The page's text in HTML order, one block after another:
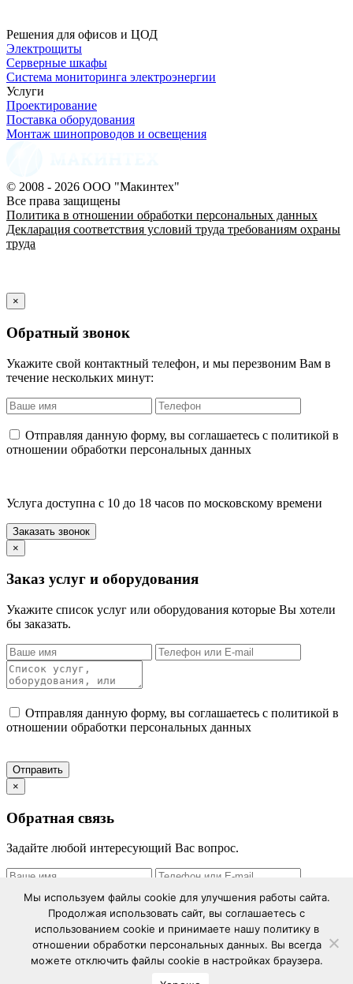
Мы используем файлы cookie для улучшения работы сайта.
Продолжая использовать сайт, вы соглашаетесь с
использованием cookie и принимаете нашу политику в
отношении обработки персональных данных. Вы всегда
можете отключить файлы cookie в настройках браузера.
Решения для офисов и ЦОД
Электрощиты
Серверные шкафы
Система мониторинга электроэнергии
Услуги
Проектирование
Поставка оборудования
Монтаж шинопроводов и освещения
© 2008 - 2026 ООО "Макинтех"
Все права защищены
Политика в отношении обработки персональных данных
Декларация соответствия условий труда требованиям охраны
труда
×
Обратный звонок
Укажите свой контактный телефон, и мы перезвоним Вам в
течение нескольких минут:
Отправляя данную форму, вы соглашаетесь с политикой в
отношении обработки персональных данных
Услуга доступна с 10 до 18 часов по московскому времени
×
Заказ услуг и оборудования
Укажите список услуг или оборудования которые Вы хотели
бы заказать.
Отправляя данную форму, вы соглашаетесь с политикой в
отношении обработки персональных данных
×
Обратная связь
Задайте любой интересующий Вас вопрос.
Отправляя данную форму, вы соглашаетесь с политикой в
отношении обработки персональных данных